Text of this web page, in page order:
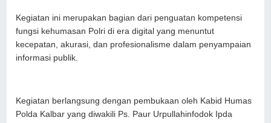
Kegiatan ini merupakan bagian dari penguatan kompetensi
fungsi kehumasan Polri di era digital yang menuntut
kecepatan, akurasi, dan profesionalisme dalam penyampaian
informasi publik.
Kegiatan berlangsung dengan pembukaan oleh Kabid Humas
Polda Kalbar yang diwakili Ps. Paur Urpullahinfodok Ipda